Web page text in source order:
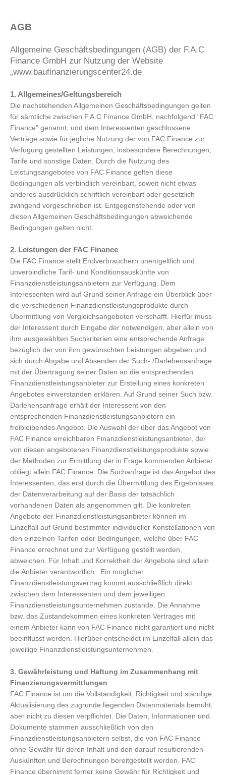
AGB
Allgemeine Geschäftsbedingungen (AGB) der F.A.C
Finance GmbH zur Nutzung der Website
„www.baufinanzierungscenter24.de
1. Allgemeines/Geltungsbereich
Die nachstehenden Allgemeinen Geschäftsbedingungen gelten
für sämtliche zwischen F.A.C Finance GmbH, nachfolgend “FAC
Finance” genannt, und dem Interessenten geschlossene
Verträge sowie für jegliche Nutzung der von FAC Finance zur
Verfügung gestellten Leistungen, insbesondere Berechnungen,
Tarife und sonstige Daten. Durch die Nutzung des
Leistungsangebotes von FAC Finance gelten diese
Bedingungen als verbindlich vereinbart, soweit nicht etwas
anderes ausdrücklich schriftlich vereinbart oder gesetzlich
zwingend vorgeschrieben ist. Entgegenstehende oder von
diesen Allgemeinen Geschäftsbedingungen abweichende
Bedingungen gelten nicht.
2. Leistungen der FAC Finance
Die FAC Finance stellt Endverbrauchern unentgeltlich und
unverbindliche Tarif- und Konditionsauskünfte von
Finanzdienstleistungsanbietern zur Verfügung. Dem
Interessenten wird auf Grund seiner Anfrage ein Überblick über
die verschiedenen Finanzdienstleistungsprodukte durch
Übermittlung von Vergleichsangeboten verschafft. Hierfür muss
der Interessent durch Eingabe der notwendigen, aber allein von
ihm ausgewählten Suchkriterien eine entsprechende Anfrage
bezüglich der von ihm gewünschten Leistungen abgeben und
sich durch Abgabe und Absenden der Such- /Darlehensanfrage
mit der Übertragung seiner Daten an die entsprechenden
Finanzdienstleistungsanbieter zur Erstellung eines konkreten
Angebotes einverstanden erklären. Auf Grund seiner Such bzw.
Darlehensanfrage erhält der Interessent von den
entsprechenden Finanzdienstleistungsanbietern ein
freibleibendes Angebot. Die Auswahl der über das Angebot von
FAC Finance erreichbaren Finanzdienstleistungsanbieter, der
von diesen angebotenen Finanzdienstleistungsprodukte sowie
der Methoden zur Ermittlung der in Frage kommenden Anbieter
obliegt allein FAC Finance. Die Suchanfrage ist das Angebot des
Interessenten, das erst durch die Übermittlung des Ergebnisses
der Datenverarbeitung auf der Basis der tatsächlich
vorhandenen Daten als angenommen gilt. Die konkreten
Angebote der Finanzdienstleistungsanbieter können im
Einzelfall auf Grund bestimmter individueller Konstellationen von
den einzelnen Tarifen oder Bedingungen, welche über FAC
Finance errechnet und zur Verfügung gestellt werden,
abweichen. Für Inhalt und Korrektheit der Angebote sind allein
die Anbieter verantwortlich.
Ein möglicher
Finanzdienstleistungsvertrag kommt ausschließlich direkt
zwischen dem Interessenten und dem jeweiligen
Finanzdienstleistungsunternehmen zustande. Die Annahme
bzw. das Zustandekommen eines konkreten Vertrages mit
einem Anbieter kann von FAC Finance nicht garantiert und nicht
beeinflusst werden. Hierüber entscheidet im Einzelfall allein das
jeweilige Finanzdienstleistungsunternehmen.
3. Gewährleistung und Haftung im Zusammenhang mit
Finanzierungsvermittlungen
FAC Finance ist um die Vollständigkeit, Richtigkeit und ständige
Aktualisierung des zugrunde liegenden Datenmaterials bemüht,
aber nicht zu diesen verpflichtet. Die Daten, Informationen und
Dokumente stammen ausschließlich von den
Finanzdienstleistungsanbietern selbst, die von FAC Finance
ohne Gewähr für deren Inhalt und den darauf resultierenden
Auskünften und Berechnungen bereitgestellt werden. FAC
Finance übernimmt ferner keine Gewähr für Richtigkeit und